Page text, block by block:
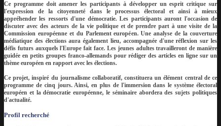
Ce programme doit amener les participants à développer un esprit critique sur
l'expression de la citoyenneté dans le processus électoral et ainsi à mieux
appréhender les ressorts d'une démocratie. Les participants auront l'occasion de
discuter avec des acteurs de la vie politique et de prendre part à une visite de la
Commission européenne et du Parlement européen. Une analyse de la couverture
médiatique des élections aura également lieu, accompagnée d'une réflexion sur les
défis futurs auxquels l'Europe fait face. Les jeunes adultes travailleront de manière
guidée en petits groupes franco-allemands pour rédiger des articles en ligne sur un
thème européen en rapport avec les élections.
Ce projet, inspiré du journalisme collaboratif, constituera un élément central de ce
programme de cinq jours. Ainsi, en plus de l'immersion dans le système électoral
européen et la démocratie européenne, le séminaire abordera des sujets politiques
d'actualité.
Profil recherché